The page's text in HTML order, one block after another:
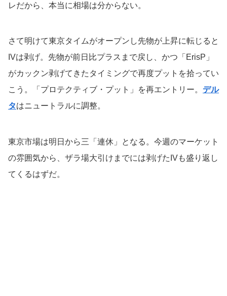
レだから、本当に相場は分からない。
さて明けて東京タイムがオープンし先物が上昇に転じると
IVは剥げ。先物が前日比プラスまで戻し、かつ「ErisP」
がカックン剥げてきたタイミングで再度プットを拾ってい
こう。「プロテクティブ・プット」を再エントリー。 デル
タはニュートラルに調整。
東京市場は明日から三「連休」となる。今週のマーケット
の雰囲気から、ザラ場大引けまでには剥げたIVも盛り返し
てくるはずだ。